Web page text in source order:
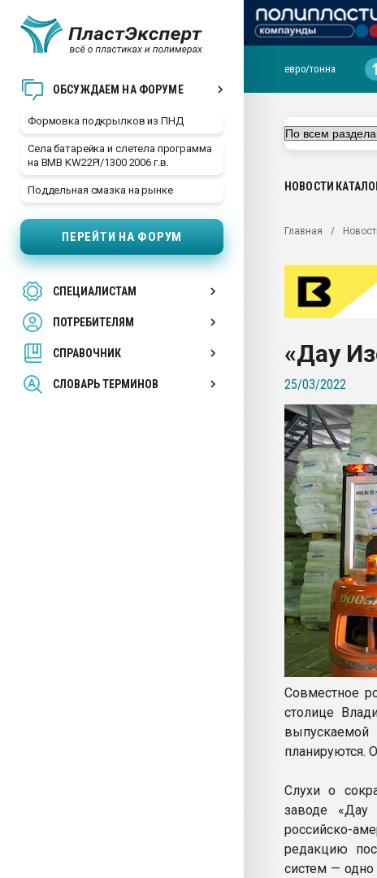
ОБСУЖДАЕМ НА ФОРУМЕ
Формовка подкрылков из ПНД
Села батарейка и слетела программа
на BMB KW22PI/1300 2006 г.в.
Поддельная смазка на рынке
ПЕРЕЙТИ НА ФОРУМ
СПЕЦИАЛИСТАМ
ПОТРЕБИТЕЛЯМ
СПРАВОЧНИК
СЛОВАРЬ ТЕРМИНОВ
29.07.2026 ФРП помог
Вакуум-формовочные
28.07.2026
первый план в
пластмасс
ситуацией на
Всё, что касается выдува
бутылок
ПЕРЕЙТИ НА
евро/тонна
НОВОСТИ
Главная
«Дау
25/03/2022
Совместное
столице
планируются.
Слухи о
заводе «Дау
российско-
редакцию
систем —